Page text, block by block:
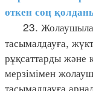
өткен соң
23.
тасымалдауға,
рұқсаттарды және
мерзімімен
тасымалдауға